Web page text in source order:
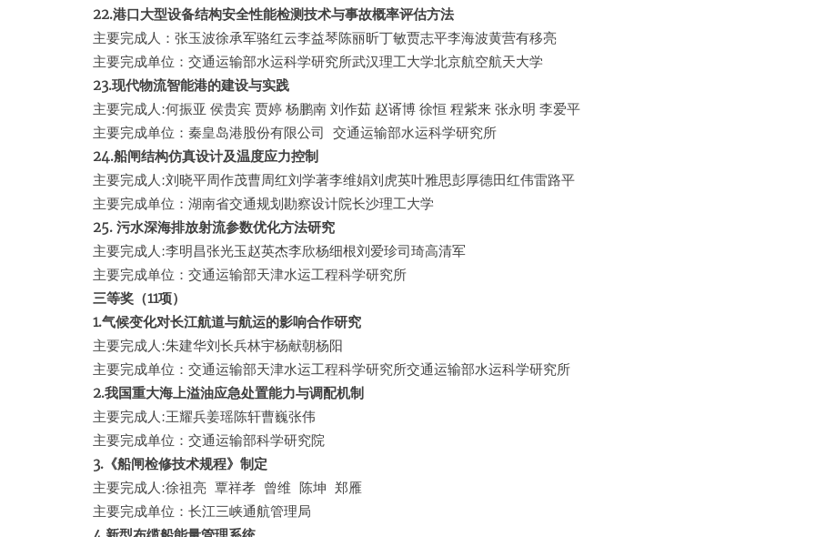
22.港口大型设备结构安全性能检测技术与事故概率评估方法
主要完成人：张玉波徐承军骆红云李益琴陈丽昕丁敏贾志平李海波黄营有移亮
主要完成单位：交通运输部水运科学研究所武汉理工大学北京航空航天大学
23.现代物流智能港的建设与实践
主要完成人:何振亚 侯贵宾 贾婷 杨鹏南 刘作茹 赵谞博 徐恒 程紫来 张永明 李爱平
主要完成单位：秦皇岛港股份有限公司 交通运输部水运科学研究所
24.船闸结构仿真设计及温度应力控制
主要完成人:刘晓平周作茂曹周红刘学著李维娟刘虎英叶雅思彭厚德田红伟雷路平
主要完成单位：湖南省交通规划勘察设计院长沙理工大学
25. 污水深海排放射流参数优化方法研究
主要完成人:李明昌张光玉赵英杰李欣杨细根刘爱珍司琦高清军
主要完成单位：交通运输部天津水运工程科学研究所
三等奖（11项）
1.气候变化对长江航道与航运的影响合作研究
主要完成人:朱建华刘长兵林宇杨献朝杨阳
主要完成单位：交通运输部天津水运工程科学研究所交通运输部水运科学研究所
2.我国重大海上溢油应急处置能力与调配机制
主要完成人:王耀兵姜瑶陈轩曹巍张伟
主要完成单位：交通运输部科学研究院
3.《船闸检修技术规程》制定
主要完成人:徐祖亮 覃祥孝 曾维 陈坤 郑雁
主要完成单位：长江三峡通航管理局